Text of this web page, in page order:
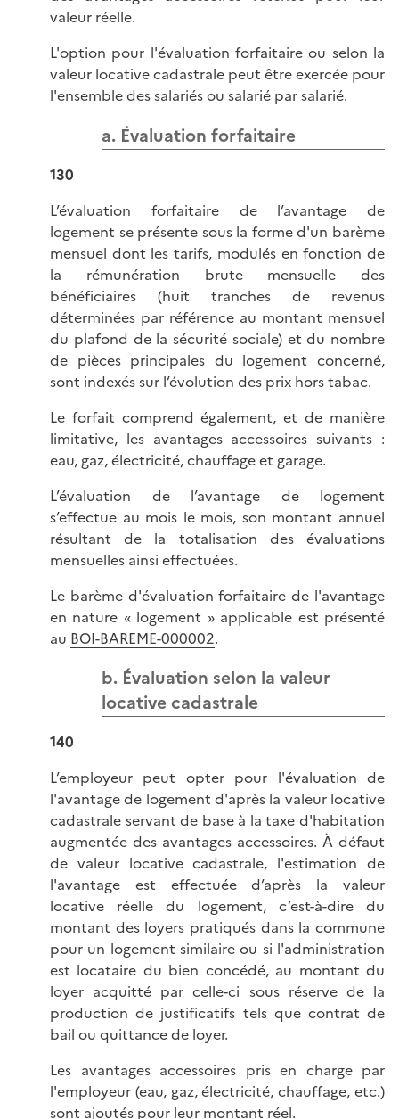
valeur réelle.
L'option pour l'évaluation forfaitaire ou selon la
valeur locative cadastrale peut être exercée pour
l'ensemble des salariés ou salarié par salarié.
a. Évaluation forfaitaire
130
L’évaluation forfaitaire de l’avantage de
logement se présente sous la forme d'un barème
mensuel dont les tarifs, modulés en fonction de
la rémunération brute mensuelle des
bénéficiaires (huit tranches de revenus
déterminées par référence au montant mensuel
du plafond de la sécurité sociale) et du nombre
de pièces principales du logement concerné,
sont indexés sur l’évolution des prix hors tabac.
Le forfait comprend également, et de manière
limitative, les avantages accessoires suivants :
eau, gaz, électricité, chauffage et garage.
L’évaluation de l’avantage de logement
s’effectue au mois le mois, son montant annuel
résultant de la totalisation des évaluations
mensuelles ainsi effectuées.
Le barème d'évaluation forfaitaire de l'avantage
en nature « logement » applicable est présenté
au BOI-BAREME-000002.
b. Évaluation selon la valeur
locative cadastrale
140
L’employeur peut opter pour l'évaluation de
l'avantage de logement d'après la valeur locative
cadastrale servant de base à la taxe d'habitation
augmentée des avantages accessoires. À défaut
de valeur locative cadastrale, l'estimation de
l'avantage est effectuée d’après la valeur
locative réelle du logement, c’est-à-dire du
montant des loyers pratiqués dans la commune
pour un logement similaire ou si l'administration
est locataire du bien concédé, au montant du
loyer acquitté par celle-ci sous réserve de la
production de justificatifs tels que contrat de
bail ou quittance de loyer.
Les avantages accessoires pris en charge par
l'employeur (eau, gaz, électricité, chauffage, etc.)
sont ajoutés pour leur montant réel.